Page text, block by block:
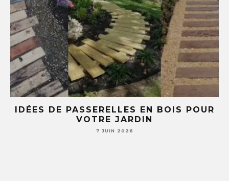
IDÉES DE PASSERELLES EN BOIS POUR
VOTRE JARDIN
7 JUIN 2026